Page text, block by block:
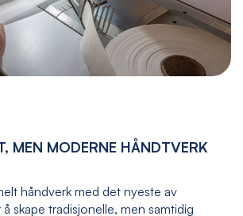
MEN MODERNE HÅNDTVERK
håndverk med det nyeste av
skape tradisjonelle, men samtidig